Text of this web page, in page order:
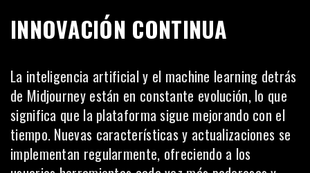
INNOVACIÓN CONTINUA
La inteligencia artificialy el machine learning detrás
de Midjourney están en constante evolución, lo que
significa que la plataforma sigue mejorando con el
tiempo. Nuevas características y actualizaciones se
implementan regularmente, ofreciendo a los